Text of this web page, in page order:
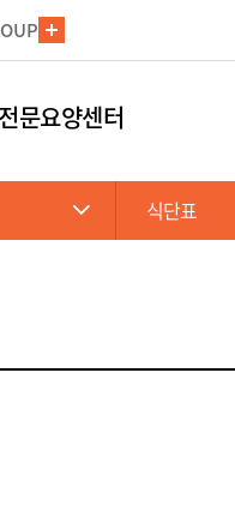
전문요양센터
식단표